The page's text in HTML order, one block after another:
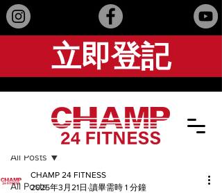
立即登記
All Posts
All Posts
CHAMP 24 FITNESS
2025年3月21日 讀畢需時 1 分鐘